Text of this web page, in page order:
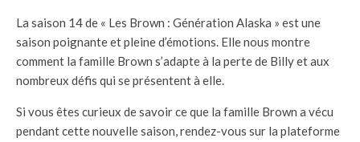
La saison 14 de « Les Brown : Génération Alaska » est une
saison poignante et pleine d’émotions. Elle nous montre
comment la famille Brown s’adapte à la perte de Billy et aux
nombreux défis qui se présentent à elle.
Si vous êtes curieux de savoir ce que la famille Brown a vécu
pendant cette nouvelle saison, rendez-vous sur la plateforme